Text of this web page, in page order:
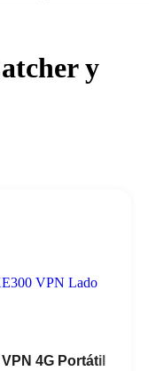
y
4G Portátil